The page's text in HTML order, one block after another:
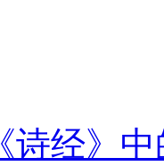
诗经》